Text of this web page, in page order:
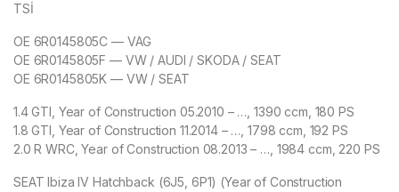
TSİ
OE 6R0145805C — VAG
OE 6R0145805F — VW / AUDI / SKODA / SEAT
OE 6R0145805K — VW / SEAT
1.4 GTI, Year of Construction 05.2010 – …, 1390 ccm, 180 PS
1.8 GTI, Year of Construction 11.2014 – …, 1798 ccm, 192 PS
2.0 R WRC, Year of Construction 08.2013 – …, 1984 ccm, 220 PS
SEAT Ibiza IV Hatchback (6J5, 6P1) (Year of Construction